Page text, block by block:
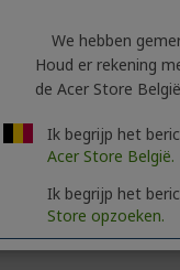
16,7 miljoen kleuren
6-bit+FRC
100,000,000:1
1,000:1
We hebben
Houd er rekening
de Acer Store België
Ik begrijp het
Acer Store België.
Ik begrijp het
Store opzoeken.